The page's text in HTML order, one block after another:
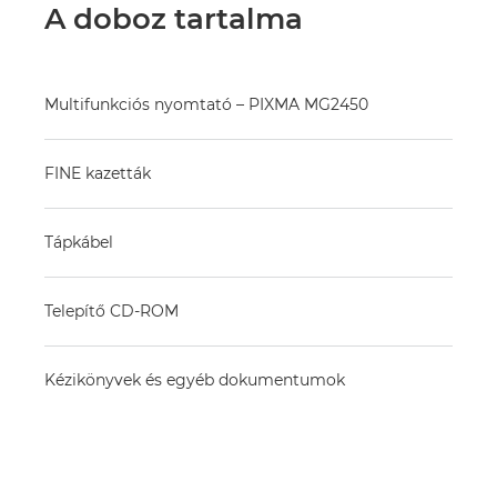
A doboz tartalma
Multifunkciós nyomtató – PIXMA MG2450
FINE kazetták
Tápkábel
Telepítő CD-ROM
Kézikönyvek és egyéb dokumentumok